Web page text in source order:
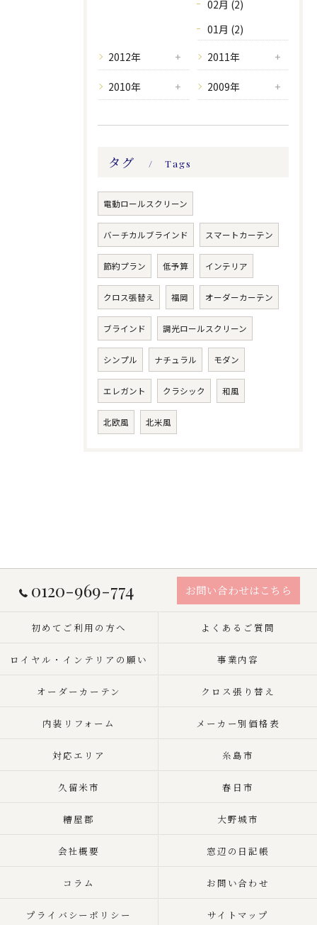
02月 (2)
01月 (2)
2012年
2011年
2010年 2009年
タグ Tags
電動ロールスクリーン
バーチカルブラインド スマートカーテン
節約プラン 低予算 インテリア
クロス張替え 福岡 オーダーカーテン
ブラインド 調光ロールスクリーン
シンプル ナチュラル モダン
エレガント クラシック 和風
北欧風 北米風
0120-969-774 お問い合わせはこちら
初めてご利用の方へ よくあるご質問
ロイヤル・インテリアの願い 事業内容
オーダーカーテン クロス張り替え
内装リフォーム メーカー別価格表
対応エリア 糸島市
久留米市 春日市
糟屋郡 大野城市
会社概要 窓辺の日記帳
コラム お問い合わせ
プライバシーポリシー サイトマップ